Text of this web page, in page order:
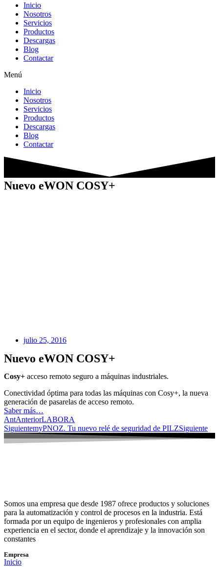
Inicio
Nosotros
Servicios
Productos
Descargas
Blog
Contactar
Menú
Inicio
Nosotros
Servicios
Productos
Descargas
Blog
Contactar
Nuevo eWON COSY+
julio 25, 2016
Nuevo eWON COSY+
Cosy+ acceso remoto seguro a máquinas industriales.
Conectividad óptima para todas las máquinas con Cosy+, la nueva
generación de pasarelas de acceso remoto.
Saber más…
AntAnteriorLABORA
SiguientemyPNOZ. Tu nuevo relé de seguridad de PILZSiguiente
Somos una empresa que desde 1987 ofrece productos y soluciones
para la automatización y control de procesos en la industria. Está
formada por un equipo de ingenieros y profesionales con amplia
experiencia en el sector, donde el aprendizaje y la innovación son
constantes
Empresa
Inicio